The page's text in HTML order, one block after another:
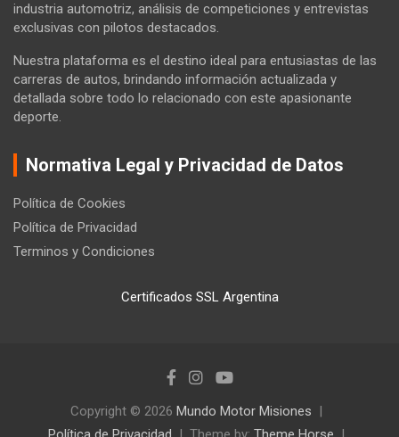
industria automotriz, análisis de competiciones y entrevistas
exclusivas con pilotos destacados.
Nuestra plataforma es el destino ideal para entusiastas de las
carreras de autos, brindando información actualizada y
detallada sobre todo lo relacionado con este apasionante
deporte.
Normativa Legal y Privacidad de Datos
Política de Cookies
Política de Privacidad
Terminos y Condiciones
Certificados SSL Argentina
Copyright © 2026 Mundo Motor Misiones